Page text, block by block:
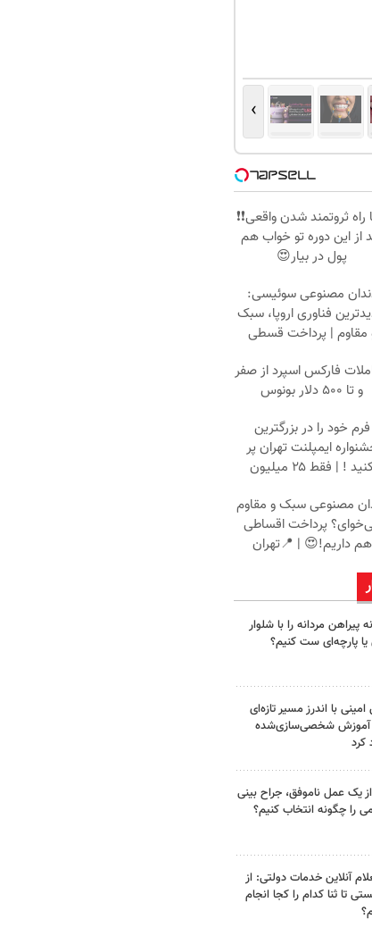
›
راه ثروتمند شدن واقعی❗❗
از این دوره تو خواب هم
پول در بیار😍
مصنوعی سوئیسی:
فناوری اروپا، سبک
مقاوم | پرداخت قسطی
فارکس اسپرد از صفر
و تا ۵۰۰ دلار بونوس
فرم خود را در بزرگترین
ایمپلنت تهران پر
! | فقط ۲۵ میلیون
مصنوعی سبک و مقاوم
پرداخت اقساطی
هم داریم!😍 | 📍تهران
پیراهن مردانه را با شلوار
پارچه‌ای ست کنیم؟
با اندرز مسیر تازه‌ای
آموزش شخصی‌سازی‌شده
کرد
یک عمل ناموفق، جراح بینی
را چگونه انتخاب کنیم؟
آنلاین خدمات دولتی: از
تا ثنا کدام را کجا انجام